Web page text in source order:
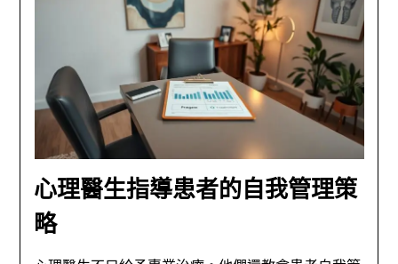
心理醫生指導患者的自我管理策
略